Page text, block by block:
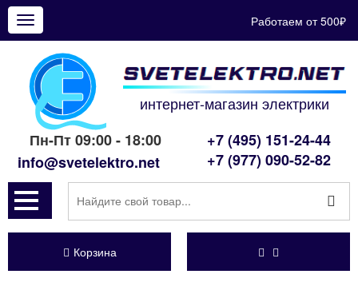
Показать
меню
Работаем от 500₽
интернет-магазин электрики
Пн-Пт 09:00 - 18:00
info@svetelektro.net
+7 (495) 151-24-44
+7 (977) 090-52-82
Корзина